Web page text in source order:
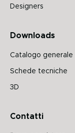
Designers
Downloads
Catalogo generale
Schede tecniche
3D
Contatti